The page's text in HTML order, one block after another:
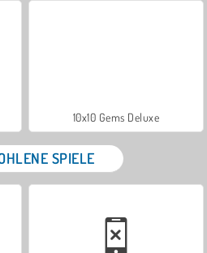
10x10 Gems Deluxe
SPIELE